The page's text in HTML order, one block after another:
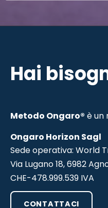
Hai
Metodo Ongaro® è un
Ongaro Horizon Sagl
Sede operativa: World
Via Lugano 18, 6982
CHE-478.999.539 IVA
CONTATTACI